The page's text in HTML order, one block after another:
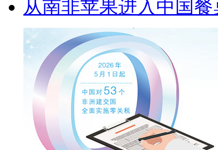
从南非苹果进入中国